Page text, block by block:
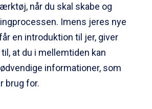
når du skal skabe og
Imens jeres nye
en introduktion til jer, giver
at du i mellemtiden kan
informationer, som
brug for.